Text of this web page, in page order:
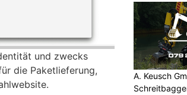
und zwecks
die Paketlieferung,
A. Keusch